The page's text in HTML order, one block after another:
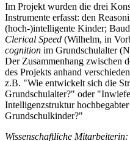
Im Projekt wurden die drei
Instrumente erfasst: den
(hoch-)intelligente Kinder;
Clerical Speed (Wilhelm, in
cognition im Grundschulalter
Der Zusammenhang zwischen
des Projekts anhand
z.B. "Wie entwickelt sich die
Grundschulalter?" oder
Intelligenzstruktur
Grundschulkinder?"
Wissenschaftliche Mitarbeiterin: